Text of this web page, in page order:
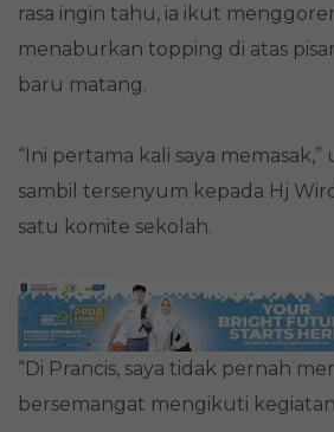
rasa ingin tahu, ia ikut
menaburkan topping di atas
baru matang.
“Ini pertama kali saya
sambil tersenyum kepada Hj
satu komite sekolah.
“Di Prancis, saya tidak pernah
bersemangat mengikuti